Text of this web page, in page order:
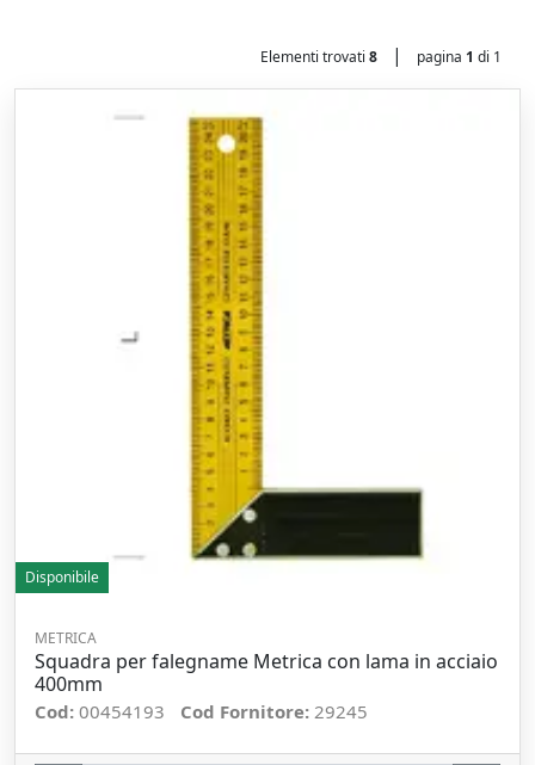
Elementi trovati 8 | pagina 1 di 1
Disponibile
METRICA
Squadra per falegname Metrica con lama in acciaio
400mm
Cod: 00454193 Cod Fornitore: 29245